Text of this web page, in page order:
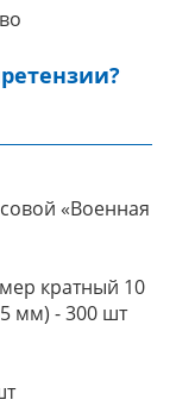
«Военная
кратный 10
мм) - 300 шт